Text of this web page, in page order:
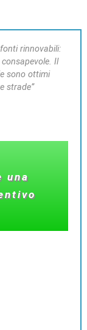
rinnovabili:
Il
sono ottimi
strade”
una